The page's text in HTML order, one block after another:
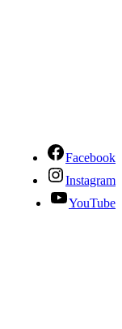
Facebook
Instagram
YouTube